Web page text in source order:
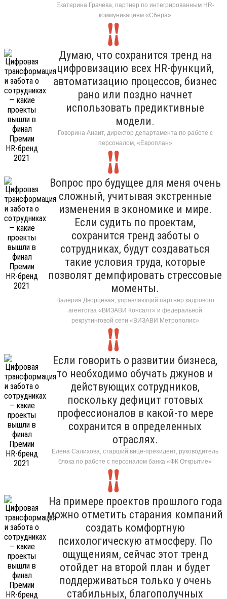
Екатерина Грачёва, партнер по интегрированным HR-
коммуникациям «Сбера»
Думаю, что сохранится тренд на
цифровизацию всех HR-функций,
автоматизацию процессов, бизнес
рано или поздно начнет
использовать предиктивные
модели.
Говорина Анаит, директор департамента по работе с
персоналом, «Европлан»
Вопрос про будущее для меня очень
сложный, учитывая экстренные
изменения в экономике и мире.
Если судить по проектам,
сохранится тренд заботы о
сотрудниках, будут создаваться
такие условия труда, которые
позволят демпфировать стрессовые
моменты.
Валерия Дворцевая, управляющий партнер кадрового
агентства «ВИЗАВИ Консалт» и федеральной
рекрутинговой сети «ВИЗАВИ Метрополис»
Если говорить о развитии бизнеса,
то необходимо обучать джунов и
действующих сотрудников,
поскольку дефицит готовых
профессионалов в какой-то мере
сохранится в определенных
отраслях.
Елена Салихова, старший вице-президент, руководитель
блока по работе с персоналом банка «ФК Открытие»
На примере проектов прошлого года
можно отметить старания компаний
создать комфортную
психологическую атмосферу. По
ощущениям, сейчас этот тренд
отойдет на второй план и будет
поддерживаться только у очень
стабильных, благополучных